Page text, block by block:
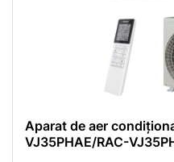
Aparat de aer
VJ35PHAE/RAC-